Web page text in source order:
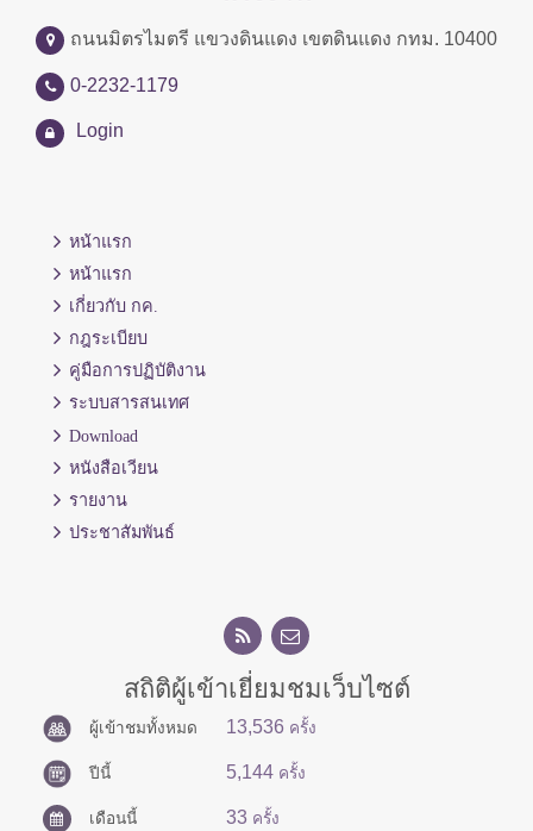
ถนนมิตรไมตรี แขวงดินแดง เขตดินแดง กทม. 10400
0-2232-1179
Login
หน้าแรก
หน้าแรก
เกี่ยวกับ กค.
กฎระเบียบ
คู่มือการปฏิบัติงาน
ระบบสารสนเทศ
Download
หนังสือเวียน
รายงาน
ประชาสัมพันธ์
สถิติผู้เข้าเยี่ยมชมเว็บไซต์
ผู้เข้าชมทั้งหมด 13,536 ครั้ง
ปีนี้ 5,144 ครั้ง
เดือนนี้ 33 ครั้ง